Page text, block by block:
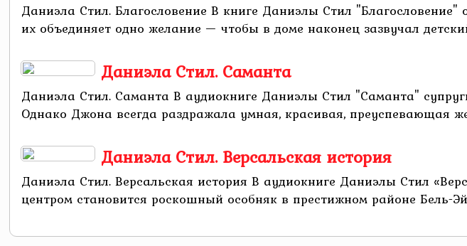
Даниэла Стил. Благословение В книге Даниэлы Стил
их объединяет одно желание — чтобы в доме наконец зазвучал
Даниэла Стил. Саманта
Даниэла Стил. Саманта В аудиокниге Даниэлы Стил "Саманта"
Однако Джона всегда раздражала умная, красивая, преуспевающая
Даниэла Стил. Версальская история
Даниэла Стил. Версальская история В аудиокниге Даниэлы Стил
центром становится роскошный особняк в престижном районе Бель-